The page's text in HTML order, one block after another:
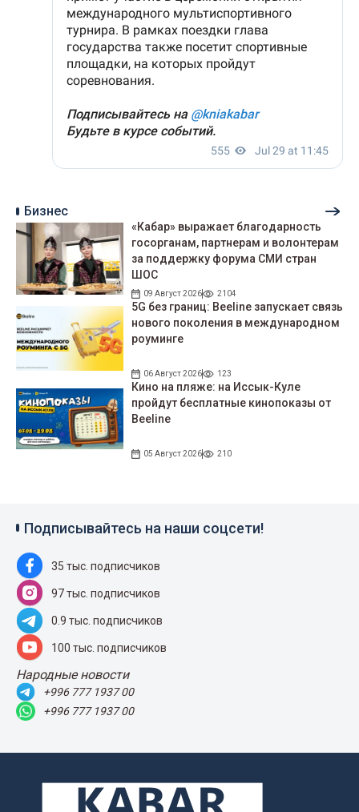
Бизнес
«Кабар» выражает благодарность
госорганам, партнерам и волонтерам
за поддержку форума СМИ стран
ШОС
09 Август 2026 2104
5G без границ: Beeline запускает связь
нового поколения в международном
роуминге
06 Август 2026 123
Кино на пляже: на Иссык-Куле
пройдут беcплатные кинопоказы от
Beeline
05 Август 2026 210
Подписывайтесь на наши соцсети!
35 тыс. подписчиков
97 тыс. подписчиков
0.9 тыс. подписчиков
100 тыс. подписчиков
Народные новости
+996 777 1937 00
+996 777 1937 00